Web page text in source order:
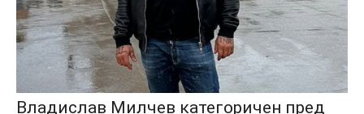
Владислав Милчев категоричен пред